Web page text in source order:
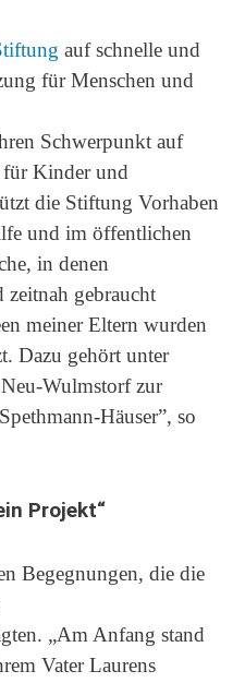
auf schnelle und
für Menschen und
Schwerpunkt auf
für Kinder und
die Stiftung Vorhaben
und im öffentlichen
in denen
gebraucht
meiner Eltern wurden
Dazu gehört unter
Wulmstorf zur
Häuser”, so
Projekt“
Begegnungen, die die
„Am Anfang stand
Vater Laurens